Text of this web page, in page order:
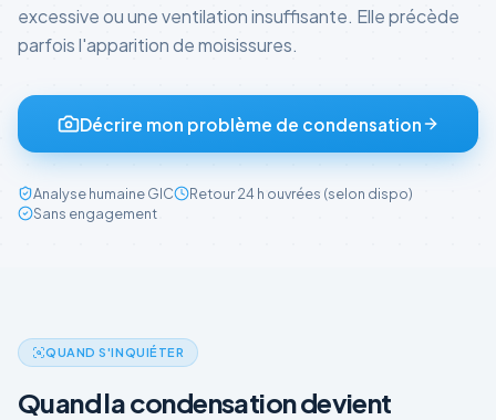
excessive ou une ventilation insuffisante. Elle précède
parfois l'apparition de moisissures.
Décrire mon problème de condensation
Analyse humaine GIC
Retour 24 h ouvrées (selon dispo)
Sans engagement
QUAND S'INQUIÉTER
Quand la condensation devient